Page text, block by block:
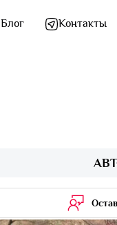
Блог Контакты